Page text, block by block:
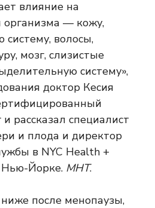
влияние на
организма — кожу,
систему, волосы,
мозг, слизистые
систему»,
доктор Кесия
рассказал специалист
и плода и директор
в NYC Health +
Нью-Йорке. МНТ.
ниже после менопаузы,